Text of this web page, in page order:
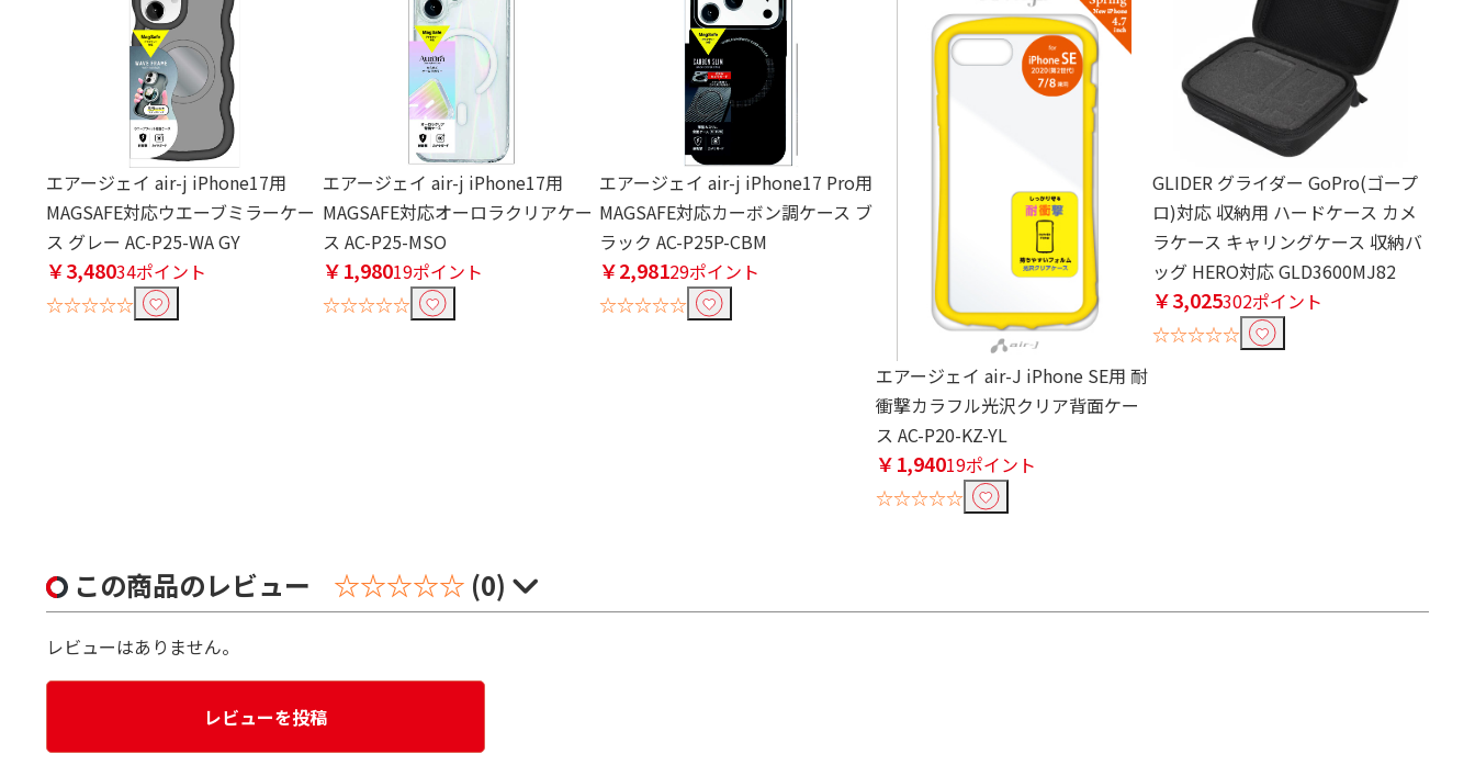
エアージェイ air-j iPhone17用
MAGSAFE対応ウエーブミラーケー
ス グレー AC-P25-WA GY
￥3,48034ポイント
☆☆☆☆☆
エアージェイ air-j iPhone17用
MAGSAFE対応オーロラクリアケー
ス AC-P25-MSO
￥1,98019ポイント
☆☆☆☆☆
エアージェイ air-j iPhone17 Pro用
MAGSAFE対応カーボン調ケース ブ
ラック AC-P25P-CBM
￥2,98129ポイント
☆☆☆☆☆
エアージェイ air-J iPhone SE用 耐
衝撃カラフル光沢クリア背面ケー
ス AC-P20-KZ-YL
￥1,94019ポイント
☆☆☆☆☆
GLIDER グライダー GoPro(ゴープ
ロ)対応 収納用 ハードケース カメ
ラケース キャリングケース 収納バ
ッグ HERO対応 GLD3600MJ82
￥3,025302ポイント
☆☆☆☆☆
この商品のレビュー ☆☆☆☆☆ (0)
レビューはありません。
レビューを投稿